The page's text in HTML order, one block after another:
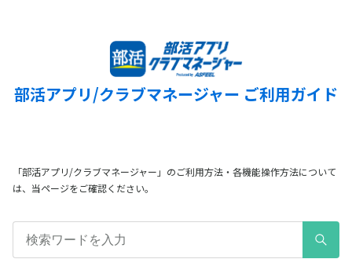
部活アプリ/クラブマネージャー ご利用ガイド
「部活アプリ/クラブマネージャー」のご利用方法・各機能操作方法について
は、当ページをご確認ください。